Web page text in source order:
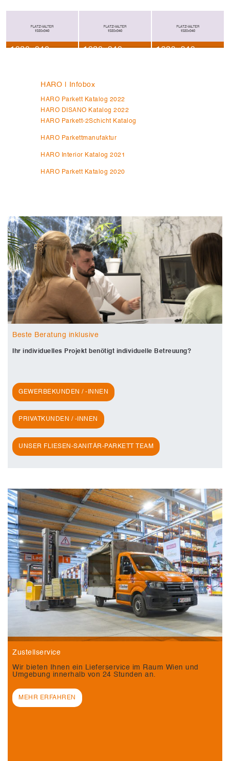
1920×940 1920×940 1920×940
HARO | Infobox
HARO Parkett Katalog 2022
HARO DISANO Katalog 2022
HARO Parkett-2Schicht Katalog
HARO Parkettmanufaktur
HARO Interior Katalog 2021
HARO Parkett Katalog 2020
Beste Beratung inklusive
Ihr individuelles Projekt benötigt individuelle Betreuung?
GEWERBEKUNDEN / -INNEN
PRIVATKUNDEN / -INNEN
UNSER FLIESEN-SANITÄR-PARKETT TEAM
Zustellservice
Wir bieten Ihnen ein Lieferservice im Raum Wien und
Umgebung innerhalb von 24 Stunden an.
MEHR ERFAHREN